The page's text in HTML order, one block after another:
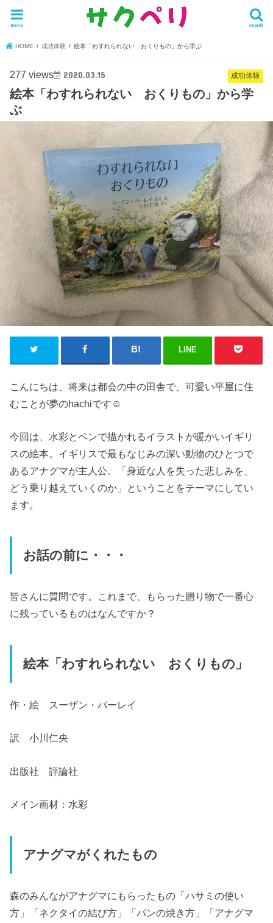
search
menu
HOME 成功体験 絵本「わすれられない おくりもの」から学ぶ
成功体験
277 views 2020.03.15
絵本「わすれられない おくりもの」から学
ぶ
LINE
こんにちは、将来は都会の中の田舎で、可愛い平屋に住
むことが夢のhachiです☺︎
今回は、水彩とペンで描かれるイラストが暖かいイギリ
スの絵本。イギリスで最もなじみの深い動物のひとつで
あるアナグマが主人公。「身近な人を失った悲しみを、
どう乗り越えていくのか」ということをテーマにしてい
ます。
お話の前に・・・
皆さんに質問です。これまで、もらった贈り物で一番心
に残っているものはなんですか？
絵本「わすれられない おくりもの」
作・絵 スーザン・バーレイ
訳 小川仁央
出版社 評論社
メイン画材：水彩
アナグマがくれたもの
森のみんながアナグマにもらったもの「ハサミの使い
方」「ネクタイの結び方」「パンの焼き方」「アナグマ